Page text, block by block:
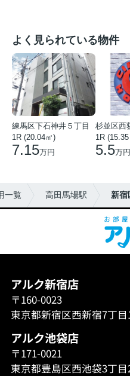
よく見られている物件
練馬区下石神井５丁目
1R (20.04㎡)
7.15万円
杉並区西
1R
5.5万円
一覧 高田馬場駅 新宿
アルク新宿店
〒160-0023
東京都新宿区西新宿7丁
アルク池袋店
〒171-0021
東京都豊島区西池袋3丁